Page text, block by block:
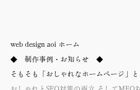
web design aoi ホーム
◆ 制作事例・お知らせ ◆
そもそも「おしゃれなホームページ」と